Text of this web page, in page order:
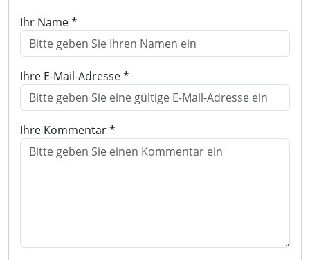
Ihr Name *
Ihre E-Mail-Adresse *
Ihre Kommentar *